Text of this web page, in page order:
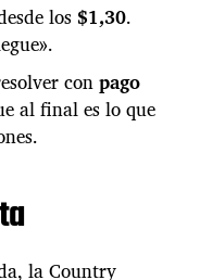
los $1,30.
conpago
al final es lo que
la Country